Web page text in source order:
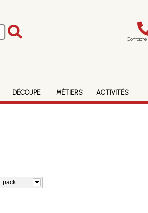
DÉCOUPE MÉTIERS ACTIVITÉS
pack